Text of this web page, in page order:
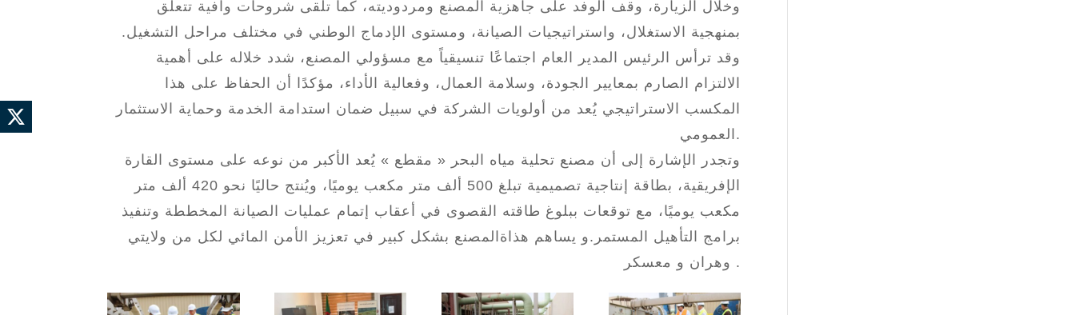
وخلال الزيارة، وقف الوفد على جاهزية المصنع ومردوديته، كما تلقى شروحات وافية تتعلق
بمنهجية الاستغلال، واستراتيجيات الصيانة، ومستوى الإدماج الوطني في مختلف مراحل التشغيل.
وقد ترأس الرئيس المدير العام اجتماعًا تنسيقياً مع مسؤولي المصنع، شدد خلاله على أهمية
الالتزام الصارم بمعايير الجودة، وسلامة العمال، وفعالية الأداء، مؤكدًا أن الحفاظ على هذا
المكسب الاستراتيجي يُعد من أولويات الشركة في سبيل ضمان استدامة الخدمة وحماية الاستثمار
العمومي.
وتجدر الإشارة إلى أن مصنع تحلية مياه البحر « مقطع » يُعد الأكبر من نوعه على مستوى القارة
الإفريقية، بطاقة إنتاجية تصميمية تبلغ 500 ألف متر مكعب يوميًا، ويُنتج حاليًا نحو 420 ألف متر
مكعب يوميًا، مع توقعات ببلوغ طاقته القصوى في أعقاب إتمام عمليات الصيانة المخططة وتنفيذ
برامج التأهيل المستمر.و يساهم هذاةالمصنع بشكل كبير في تعزيز الأمن المائي لكل من ولايتي
وهران و معسكر .